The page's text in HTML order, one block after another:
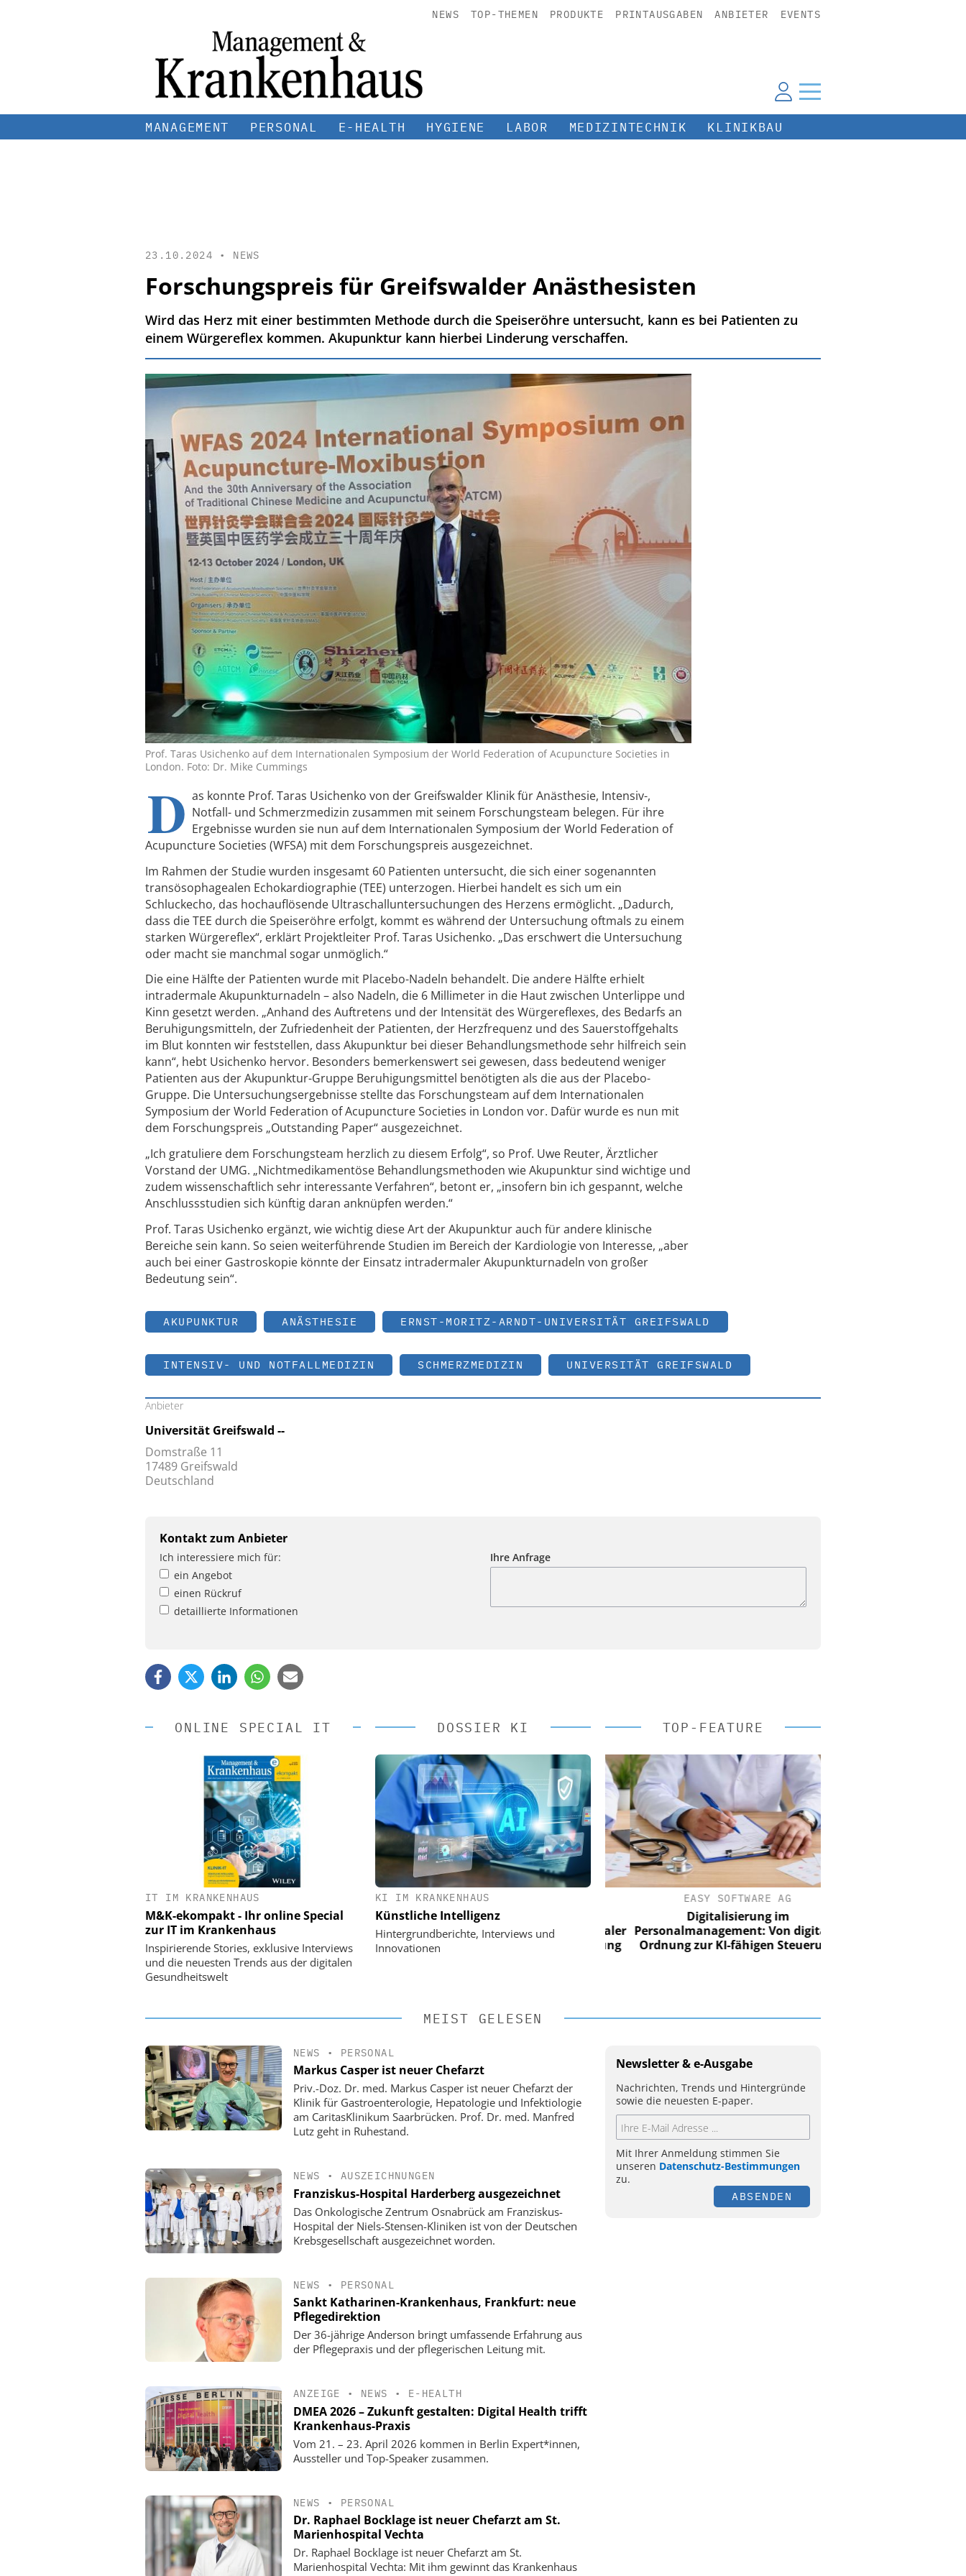
NEWS TOP-THEMEN PRODUKTE PRINTAUSGABEN ANBIETER EVENTS
MANAGEMENT PERSONAL E-HEALTH HYGIENE LABOR MEDIZINTECHNIK KLINIKBAU
23.10.2024 • NEWS
Forschungspreis für Greifswalder Anästhesisten
Wird das Herz mit einer bestimmten Methode durch die Speiseröhre untersucht, kann es bei Patienten zu
einem Würgereflex kommen. Akupunktur kann hierbei Linderung verschaffen.
Prof. Taras Usichenko auf dem Internationalen Symposium der World Federation of Acupuncture Societies in
London. Foto: Dr. Mike Cummings
D as konnte Prof. Taras Usichenko von der Greifswalder Klinik für Anästhesie, Intensiv-,
Notfall- und Schmerzmedizin zusammen mit seinem Forschungsteam belegen. Für ihre
Ergebnisse wurden sie nun auf dem Internationalen Symposium der World Federation of
Acupuncture Societies (WFSA) mit dem Forschungspreis ausgezeichnet.
Im Rahmen der Studie wurden insgesamt 60 Patienten untersucht, die sich einer sogenannten
transösophagealen Echokardiographie (TEE) unterzogen. Hierbei handelt es sich um ein
Schluckecho, das hochauflösende Ultraschalluntersuchungen des Herzens ermöglicht. „Dadurch,
dass die TEE durch die Speiseröhre erfolgt, kommt es während der Untersuchung oftmals zu einem
starken Würgereflex“, erklärt Projektleiter Prof. Taras Usichenko. „Das erschwert die Untersuchung
oder macht sie manchmal sogar unmöglich.“
Die eine Hälfte der Patienten wurde mit Placebo-Nadeln behandelt. Die andere Hälfte erhielt
intradermale Akupunkturnadeln – also Nadeln, die 6 Millimeter in die Haut zwischen Unterlippe und
Kinn gesetzt werden. „Anhand des Auftretens und der Intensität des Würgereflexes, des Bedarfs an
Beruhigungsmitteln, der Zufriedenheit der Patienten, der Herzfrequenz und des Sauerstoffgehalts
im Blut konnten wir feststellen, dass Akupunktur bei dieser Behandlungsmethode sehr hilfreich sein
kann“, hebt Usichenko hervor. Besonders bemerkenswert sei gewesen, dass bedeutend weniger
Patienten aus der Akupunktur-Gruppe Beruhigungsmittel benötigten als die aus der Placebo-
Gruppe. Die Untersuchungsergebnisse stellte das Forschungsteam auf dem Internationalen
Symposium der World Federation of Acupuncture Societies in London vor. Dafür wurde es nun mit
dem Forschungspreis „Outstanding Paper“ ausgezeichnet.
„Ich gratuliere dem Forschungsteam herzlich zu diesem Erfolg“, so Prof. Uwe Reuter, Ärztlicher
Vorstand der UMG. „Nichtmedikamentöse Behandlungsmethoden wie Akupunktur sind wichtige und
zudem wissenschaftlich sehr interessante Verfahren“, betont er, „insofern bin ich gespannt, welche
Anschlussstudien sich künftig daran anknüpfen werden.“
Prof. Taras Usichenko ergänzt, wie wichtig diese Art der Akupunktur auch für andere klinische
Bereiche sein kann. So seien weiterführende Studien im Bereich der Kardiologie von Interesse, „aber
auch bei einer Gastroskopie könnte der Einsatz intradermaler Akupunkturnadeln von großer
Bedeutung sein“.
AKUPUNKTUR ANÄSTHESIE ERNST-MORITZ-ARNDT-UNIVERSITÄT GREIFSWALD
INTENSIV- UND NOTFALLMEDIZIN SCHMERZMEDIZIN UNIVERSITÄT GREIFSWALD
Anbieter
Universität Greifswald --
Domstraße 11
17489 Greifswald
Deutschland
Kontakt zum Anbieter
Ich interessiere mich für:
ein Angebot
einen Rückruf
detaillierte Informationen
Ihre Anfrage
ONLINE SPECIAL IT
IT IM KRANKENHAUS
M&K-ekompakt - Ihr online Special
zur IT im Krankenhaus
Inspirierende Stories, exklusive Interviews
und die neuesten Trends aus der digitalen
Gesundheitswelt
DOSSIER KI
KI IM KRANKENHAUS
Künstliche Intelligenz
Hintergrundberichte, Interviews und
Innovationen
TOP-FEATURE
EASY SOFTWARE AG
Digitalisierung im
Personalmanagement: Von digitaler
Ordnung zur KI-fähigen Steuerung
EASY SOFTWARE AG
Digitalisierung im
Personalmanagement: Von digitaler
Ordnung zur KI-fähigen Steuerung
EASY SOFTWARE AG
Digitalisierung im
Personalmanagement: Von digitaler
Ordnung zur KI-fähigen Steuerung
MEIST GELESEN
NEWS • PERSONAL
Markus Casper ist neuer Chefarzt
Priv.-Doz. Dr. med. Markus Casper ist neuer Chefarzt der
Klinik für Gastroenterologie, Hepatologie und Infektiologie
am CaritasKlinikum Saarbrücken. Prof. Dr. med. Manfred
Lutz geht in Ruhestand.
NEWS • AUSZEICHNUNGEN
Franziskus-Hospital Harderberg ausgezeichnet
Das Onkologische Zentrum Osnabrück am Franziskus-
Hospital der Niels-Stensen-Kliniken ist von der Deutschen
Krebsgesellschaft ausgezeichnet worden.
NEWS • PERSONAL
Sankt Katharinen-Krankenhaus, Frankfurt: neue
Pflegedirektion
Der 36-jährige Anderson bringt umfassende Erfahrung aus
der Pflegepraxis und der pflegerischen Leitung mit.
ANZEIGE • NEWS • E-HEALTH
DMEA 2026 – Zukunft gestalten: Digital Health trifft
Krankenhaus-Praxis
Vom 21. – 23. April 2026 kommen in Berlin Expert*innen,
Aussteller und Top-Speaker zusammen.
NEWS • PERSONAL
Dr. Raphael Bocklage ist neuer Chefarzt am St.
Marienhospital Vechta
Dr. Raphael Bocklage ist neuer Chefarzt am St.
Marienhospital Vechta: Mit ihm gewinnt das Krankenhaus
Newsletter & e-Ausgabe
Nachrichten, Trends und Hintergründe
sowie die neuesten E-paper.
Mit Ihrer Anmeldung stimmen Sie
unseren Datenschutz-Bestimmungen
zu.
ABSENDEN